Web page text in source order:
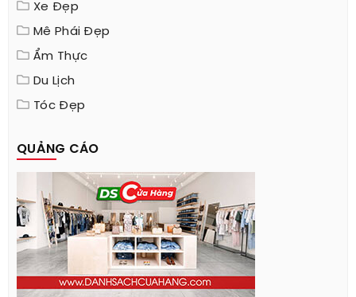
Xe Đẹp
Mê Phái Đẹp
Ẩm Thực
Du Lịch
Tóc Đẹp
QUẢNG CÁO